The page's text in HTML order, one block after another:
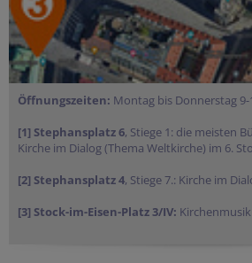
Öffnungszeiten: Montag bis Donnerstag
[1] Stephansplatz 6, Stiege 1: die meisten
Kirche im Dialog (Thema Weltkirche) im 6.
[2] Stephansplatz 4, Stiege 7.: Kirche im
[3] Stock-im-Eisen-Platz 3/IV: Kirchenmusik